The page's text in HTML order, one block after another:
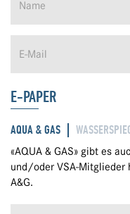
E-PAPER
AQUA & GAS
«AQUA & GAS» gibt es
und/oder VSA-Mitglieder
A&G.